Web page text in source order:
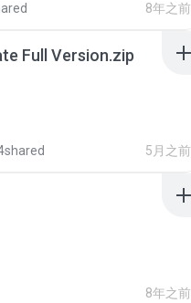
8年之前
Full Version.zip
5月之前
8年之前